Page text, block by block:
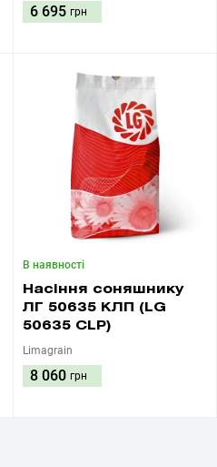
6 695 грн
В наявності
Насіння соняшнику
ЛГ 50635 КЛП (LG
50635 CLP)
Limagrain
8 060 грн